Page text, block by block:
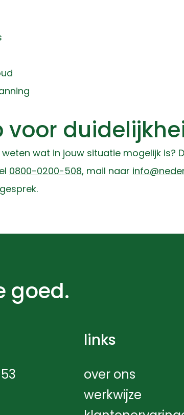
wat in jouw situatie mogelijk
0800-0200-508, mail naar
goed.
links
over ons
werkwijze